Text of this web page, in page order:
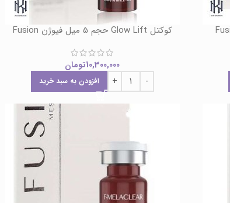
کوکتل Glow Lift حجم 5 میل فیوژن Fusion
10,300,000تومان
افزودن به سبد خرید